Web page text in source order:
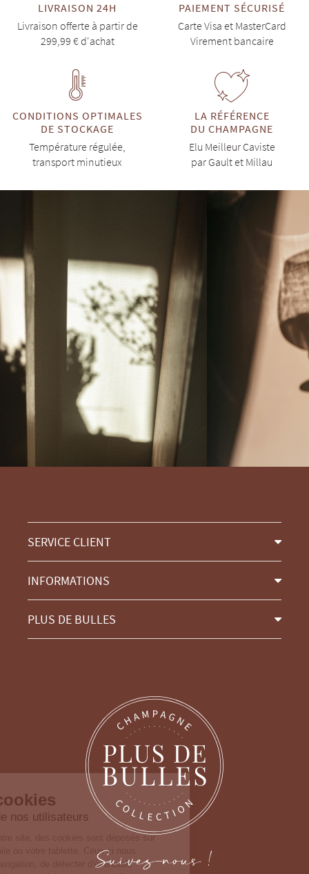
LIVRAISON 24H
Livraison offerte à partir de
299,99 € d'achat
PAIEMENT SÉCURISÉ
Carte Visa et MasterCard
Virement bancaire
CONDITIONS OPTIMALES
DE STOCKAGE
Température régulée,
transport minutieux
LA RÉFÉRENCE
DU CHAMPAGNE
Elu Meilleur Caviste
par Gault et Millau
SERVICE CLIENT
INFORMATIONS
PLUS DE BULLES
Suivez-nous !
Continuer sans accepter
Gestion des cookies
Nous prenons soin de nos utilisateurs
Lorsque vous consultez notre site, des cookies
sont déposés sur votre ordinateur, votre mobile ou
votre tablette. Ceux-ci nous permettent de faciliter
la navigation, de détecter d'éventuels problèmes et d'y remédier. Nous